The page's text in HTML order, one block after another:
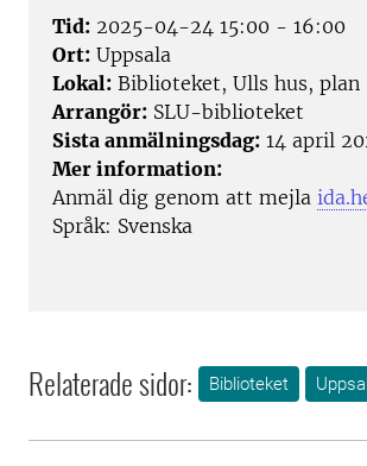
Tid: 2025-04-24 15:00 - 16:00
Ort: Uppsala
Lokal: Biblioteket, Ulls hus, plan
Arrangör: SLU-biblioteket
Sista anmälningsdag: 14 april
Mer information:
Anmäl dig genom att mejla
Språk: Svenska
Relaterade sidor: Biblioteket